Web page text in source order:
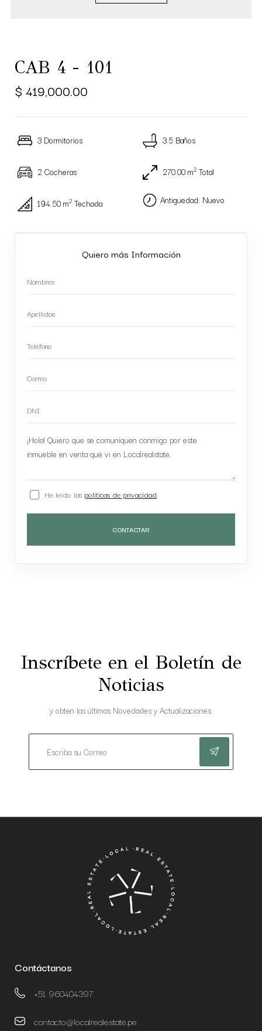
CAB 4 - 101
$ 419,000.00
3 Dormitorios 3.5 Baños
2 Cocheras 270.00 m2 Total
194.50 m2 Techada Antiguedad: Nuevo
Quiero más Información
He leído las políticas de privacidad.
CONTACTAR
Inscríbete en el Boletín de
Noticias
y obten las últimas Novedades y Actualizaciones.
Contáctanos
+51 960404397
contacto@localrealestate.pe